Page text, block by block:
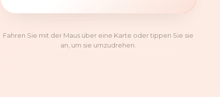
Fahren Sie mit der Maus über eine Karte oder tippen Sie sie
an, um sie umzudrehen.